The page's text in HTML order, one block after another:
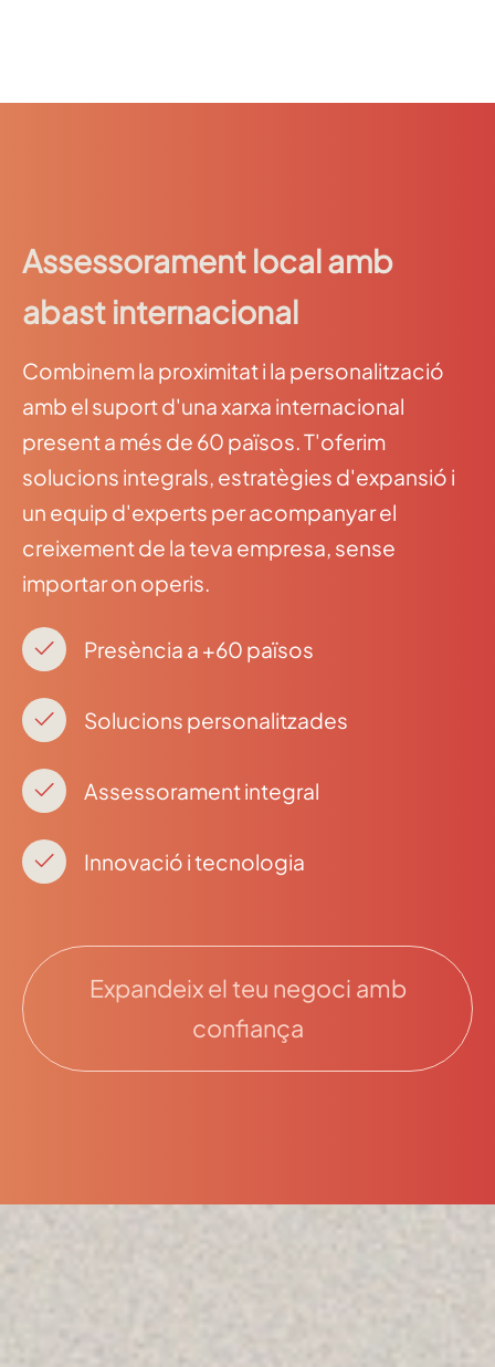
Assessorament local amb
abast internacional
Combinem la proximitat i la personalització
amb el suport d'una xarxa internacional
present a més de 60 països. T'oferim
solucions integrals, estratègies d'expansió i
un equip d'experts per acompanyar el
creixement de la teva empresa, sense
importar on operis.
Presència a +60 països
Solucions personalitzades
Assessorament integral
Innovació i tecnologia
Expandeix el teu negoci amb
confiança